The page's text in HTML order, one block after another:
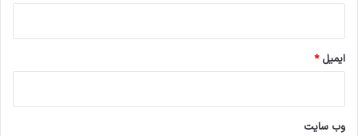
ایمیل*
وب‌ سایت